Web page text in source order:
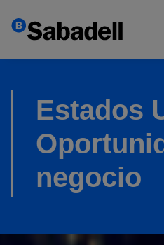
Estados
negocio